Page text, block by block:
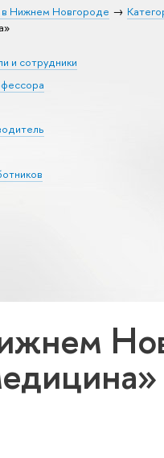
Нижнем Новгороде
и сотрудники